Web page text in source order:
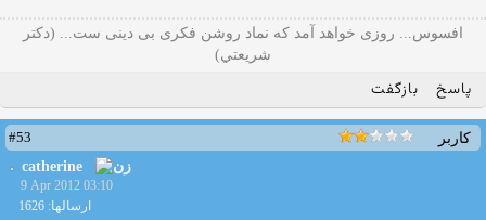
افسوس... روزی خواهد آمد که نماد روشن فکری بی دینی ست... (دكتر
شريعتي)
پاسخ بازگفت
کاربر
#53
catherine
9 Apr 2012 03:10
ارسالها: 1626